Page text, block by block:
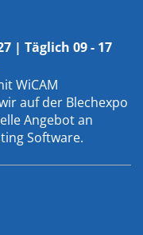
| Täglich 09 - 17
WiCAM
auf der Blechexpo
Angebot an
Software.